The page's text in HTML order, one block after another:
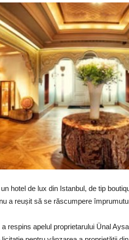
hotel de lux din Istanbul, de tip
a reușit să se răscumpere
respins apelul proprietarului Ünal